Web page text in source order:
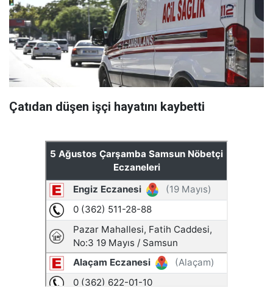
Çatıdan düşen işçi hayatını kaybetti